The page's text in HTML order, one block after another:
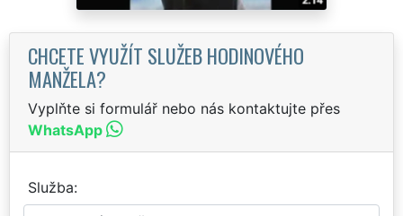
CHCETE VYUŽÍT SLUŽEB HODINOVÉHO
MANŽELA?
Vyplňte si formulář nebo nás kontaktujte přes
WhatsApp
Služba